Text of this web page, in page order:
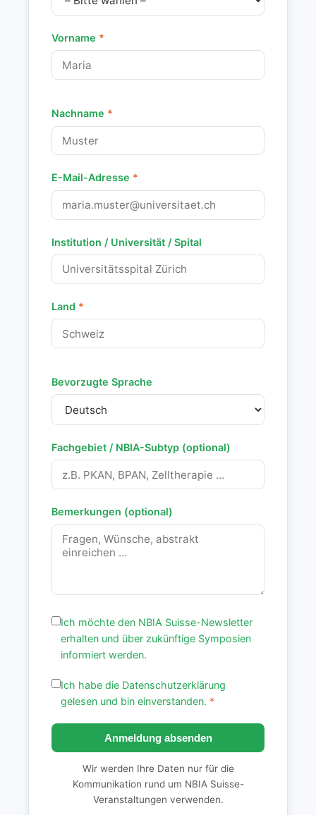
Vorname *
Nachname *
E-Mail-Adresse *
Institution / Universität / Spital
Land *
Bevorzugte Sprache
Fachgebiet / NBIA-Subtyp (optional)
Bemerkungen (optional)
Ich möchte den NBIA Suisse-Newsletter
erhalten und über zukünftige Symposien
informiert werden.
Ich habe die Datenschutzerklärung
gelesen und bin einverstanden. *
Anmeldung absenden
Wir werden Ihre Daten nur für die
Kommunikation rund um NBIA Suisse-
Veranstaltungen verwenden.